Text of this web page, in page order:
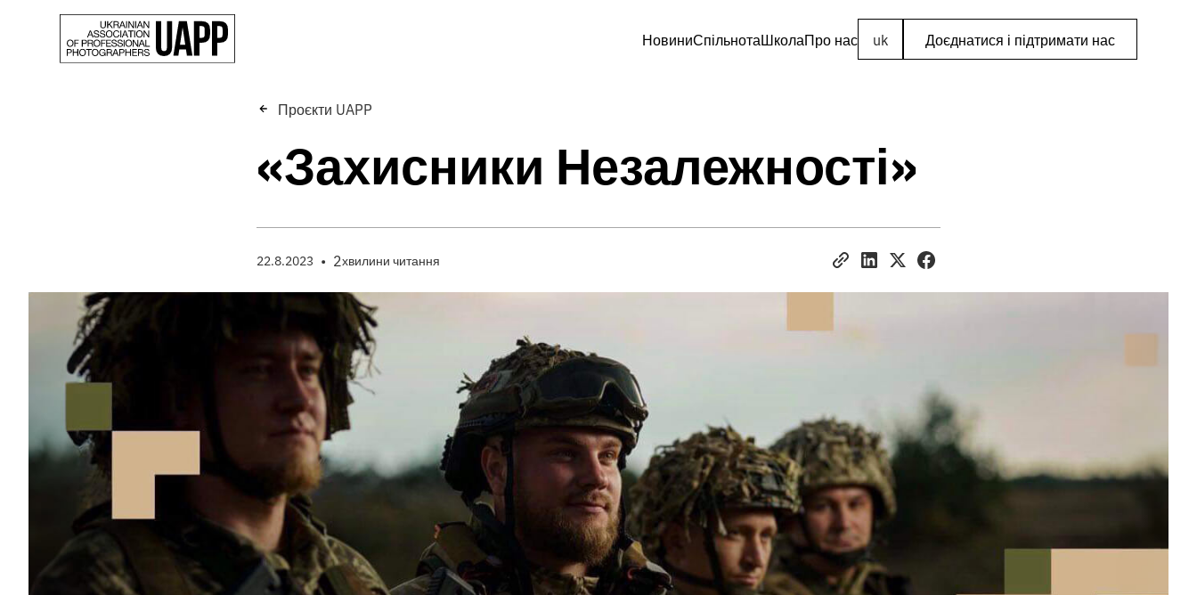
НовиниСпільнотаШколаПро нас uk Доєднатися і підтримати нас
Проєкти UAPP
«Захисники Незалежності»
22.8.2023 • 2хвилини читання